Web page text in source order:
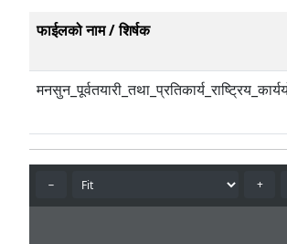
फाईलको नाम / शिर्षक